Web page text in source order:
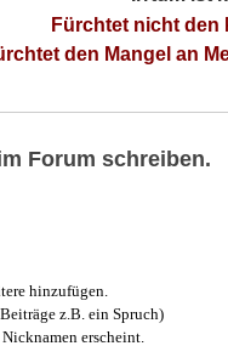
Fürchtet nicht den
den Mangel an
Forum schreiben.
hinzufügen.
z.B. ein Spruch)
erscheint.